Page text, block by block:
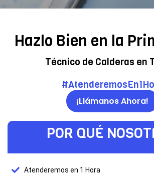
Hazlo Bien en la
Técnico de Calderas en
¡Llámanos Ahora!
POR QUÉ
Atenderemos en 1 Hora